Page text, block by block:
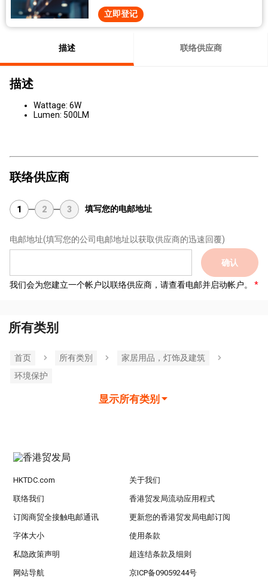
立即登记
描述 联络供应商
描述
Wattage: 6W
​Lumen: 500LM
联络供应商
1 2 3 填写您的电邮地址
电邮地址(填写您的公司电邮地址以获取供应商的迅速回覆)
确认
我们会为您建立一个帐户以联络供应商，请查看电邮并启动帐户。
所有类别
首页 所有类別
家居用品，灯饰及建筑
环境保护
显示所有类别
HKTDC.com 关于我们
联络我们 香港贸发局流动应用程式
订阅商贸全接触电邮通讯 更新您的香港贸发局电邮订阅
字体大小 使用条款
私隐政策声明 超连结条款及细则
网站导航 京ICP备09059244号